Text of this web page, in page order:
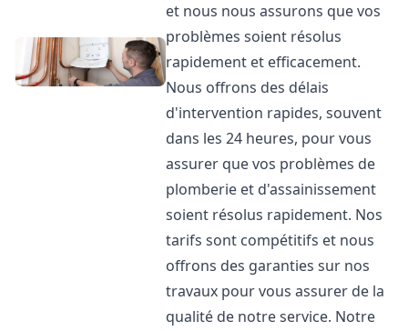
et nous nous assurons que vos
problèmes soient résolus
rapidement et efficacement.
Nous offrons des délais
d'intervention rapides, souvent
dans les 24 heures, pour vous
assurer que vos problèmes de
plomberie et d'assainissement
soient résolus rapidement. Nos
tarifs sont compétitifs et nous
offrons des garanties sur nos
travaux pour vous assurer de la
qualité de notre service. Notre